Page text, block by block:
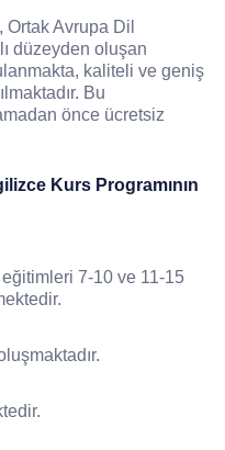
Avrupa Dil
düzeyden oluşan
kaliteli ve geniş
Bu
önce ücretsiz
Kurs Programının
7-10 ve 11-15